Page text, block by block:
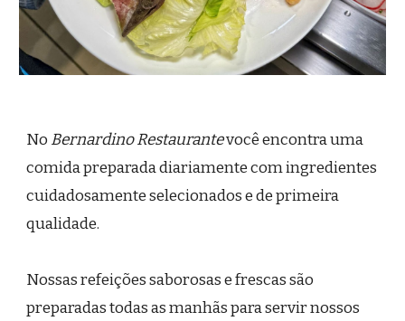
No Bernardino Restaurantevocê encontra uma
comida preparada diariamente com ingredientes
cuidadosamente selecionados e de primeira
qualidade.
Nossas refeições saborosas e frescas são
preparadas todas as manhãs para servir nossos